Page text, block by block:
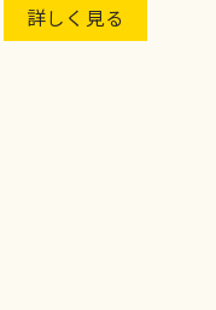
詳しく見る